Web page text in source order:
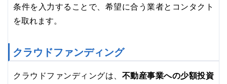
条件を入力することで、希望に合う業者とコンタクト
を取れます。
クラウドファンディング
クラウドファンディングは、 不動産事業への少額投資